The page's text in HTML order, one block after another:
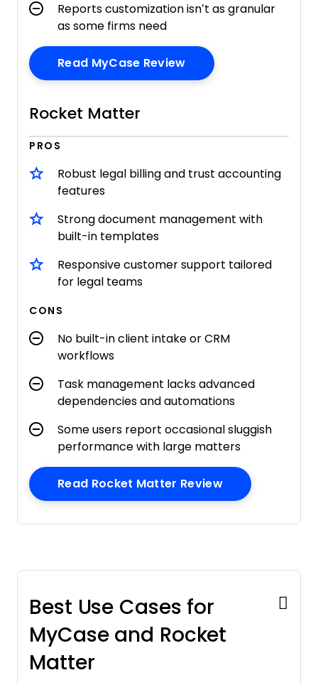
Reports customization isn’t as granular
as some firms need
Read MyCase ReviewOpens New Window
Rocket Matter
PROS
Robust legal billing and trust accounting
features
Strong document management with
built-in templates
Responsive customer support tailored
for legal teams
CONS
No built-in client intake or CRM
workflows
Task management lacks advanced
dependencies and automations
Some users report occasional sluggish
performance with large matters
Read Rocket Matter ReviewOpens New
Best Use Cases for
MyCase and Rocket
Matter